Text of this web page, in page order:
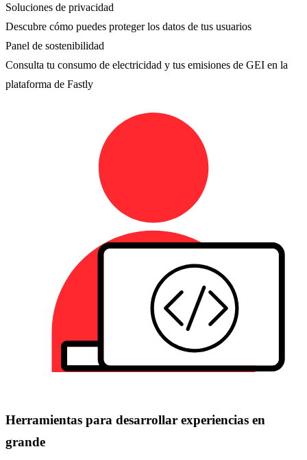
Soluciones de privacidad
Descubre cómo puedes proteger los datos de tus usuarios
Panel de sostenibilidad
Consulta tu consumo de electricidad y tus emisiones de GEI en la
plataforma de Fastly
Herramientas para desarrollar experiencias en
grande